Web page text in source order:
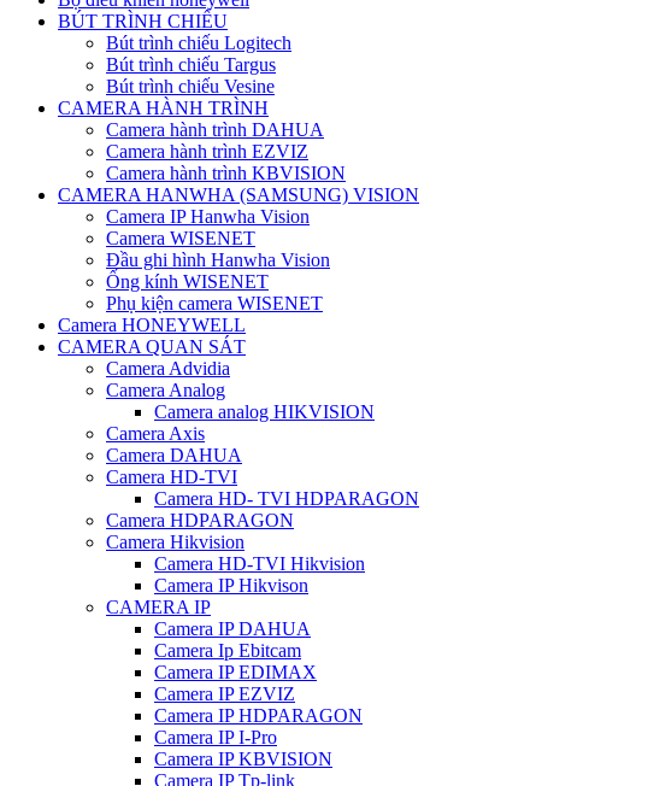
BÚT TRÌNH CHIẾU
Bút trình chiếu Logitech
Bút trình chiếu Targus
Bút trình chiếu Vesine
CAMERA HÀNH TRÌNH
Camera hành trình DAHUA
Camera hành trình EZVIZ
Camera hành trình KBVISION
CAMERA HANWHA (SAMSUNG) VISION
Camera IP Hanwha Vision
Camera WISENET
Đầu ghi hình Hanwha Vision
Ống kính WISENET
Phụ kiện camera WISENET
Camera HONEYWELL
CAMERA QUAN SÁT
Camera Advidia
Camera Analog
Camera analog HIKVISION
Camera Axis
Camera DAHUA
Camera HD-TVI
Camera HD- TVI HDPARAGON
Camera HDPARAGON
Camera Hikvision
Camera HD-TVI Hikvision
Camera IP Hikvison
CAMERA IP
Camera IP DAHUA
Camera Ip Ebitcam
Camera IP EDIMAX
Camera IP EZVIZ
Camera IP HDPARAGON
Camera IP I-Pro
Camera IP KBVISION
Camera IP Tp-link